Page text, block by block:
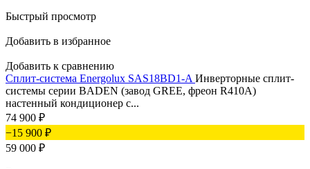
Быстрый просмотр
Добавить в избранное
Добавить к сравнению
Сплит-система Energolux SAS18BD1-AИнверторные сплит-
системы серии BADEN (завод GREE, фреон R410A)
настенный кондиционер c...
74 900 ₽
−15 900 ₽
59 000 ₽